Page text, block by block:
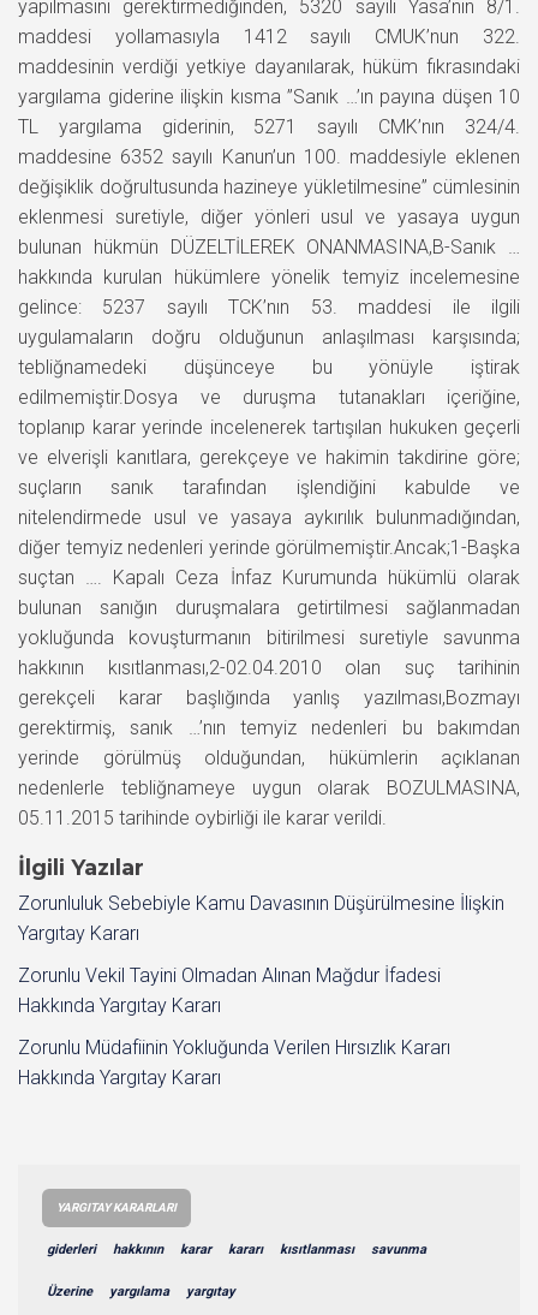
yapılmasını gerektirmediğinden, 5320 sayılı Yasa’nın 8/1.
maddesi yollamasıyla 1412 sayılı CMUK’nun 322.
maddesinin verdiği yetkiye dayanılarak, hüküm fıkrasındaki
yargılama giderine ilişkin kısma ”Sanık …’ın payına düşen 10
TL yargılama giderinin, 5271 sayılı CMK’nın 324/4.
maddesine 6352 sayılı Kanun’un 100. maddesiyle eklenen
değişiklik doğrultusunda hazineye yükletilmesine” cümlesinin
eklenmesi suretiyle, diğer yönleri usul ve yasaya uygun
bulunan hükmün DÜZELTİLEREK ONANMASINA,B-Sanık …
hakkında kurulan hükümlere yönelik temyiz incelemesine
gelince: 5237 sayılı TCK’nın 53. maddesi ile ilgili
uygulamaların doğru olduğunun anlaşılması karşısında;
tebliğnamedeki düşünceye bu yönüyle iştirak
edilmemiştir.Dosya ve duruşma tutanakları içeriğine,
toplanıp karar yerinde incelenerek tartışılan hukuken geçerli
ve elverişli kanıtlara, gerekçeye ve hakimin takdirine göre;
suçların sanık tarafından işlendiğini kabulde ve
nitelendirmede usul ve yasaya aykırılık bulunmadığından,
diğer temyiz nedenleri yerinde görülmemiştir.Ancak;1-Başka
suçtan …. Kapalı Ceza İnfaz Kurumunda hükümlü olarak
bulunan sanığın duruşmalara getirtilmesi sağlanmadan
yokluğunda kovuşturmanın bitirilmesi suretiyle savunma
hakkının kısıtlanması,2-02.04.2010 olan suç tarihinin
gerekçeli karar başlığında yanlış yazılması,Bozmayı
gerektirmiş, sanık …’nın temyiz nedenleri bu bakımdan
yerinde görülmüş olduğundan, hükümlerin açıklanan
nedenlerle tebliğnameye uygun olarak BOZULMASINA,
05.11.2015 tarihinde oybirliği ile karar verildi.
İlgili Yazılar
Zorunluluk Sebebiyle Kamu Davasının Düşürülmesine İlişkin
Yargıtay Kararı
Zorunlu Vekil Tayini Olmadan Alınan Mağdur İfadesi
Hakkında Yargıtay Kararı
Zorunlu Müdafiinin Yokluğunda Verilen Hırsızlık Kararı
Hakkında Yargıtay Kararı
YARGITAY KARARLARI
giderleri hakkının karar kararı kısıtlanması savunma
Üzerine yargılama yargıtay